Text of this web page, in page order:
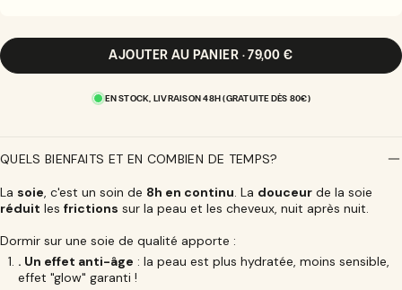
AJOUTER AU PANIER · 79,00 €
EN STOCK, LIVRAISON 48H (GRATUITE DÈS 80€)
QUELS BIENFAITS ET EN COMBIEN DE TEMPS?
La soie, c'est un soin de 8h en continu. La douceur de la soie
réduit les frictions sur la peau et les cheveux, nuit après nuit.
Dormir sur une soie de qualité apporte :
. Un effet anti-âge : la peau est plus hydratée, moins sensible,
effet "glow" garanti !